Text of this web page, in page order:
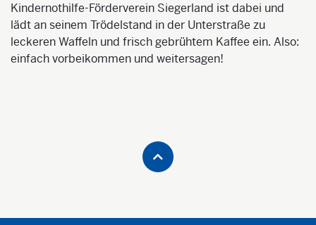
Kindernothilfe-Förderverein Siegerland ist dabei und
lädt an seinem Trödelstand in der Unterstraße zu
leckeren Waffeln und frisch gebrühtem Kaffee ein. Also:
einfach vorbeikommen und weitersagen!